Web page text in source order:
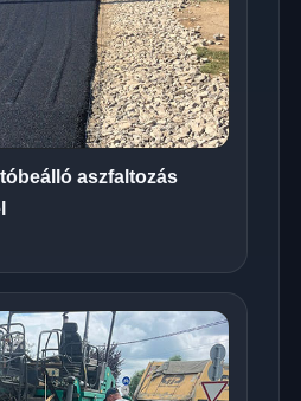
aszfaltozás